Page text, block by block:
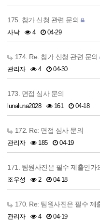
175. 참가 신청 관련 문의
사낙 4 04-29
174. Re: 참가 신청 관련 문의
관리자 4 04-30
173. 면접 심사 문의
lunaluna2028 161 04-18
172. Re: 면접 심사 문의
관리자 185 04-19
171. 팀원사진은 필수 제출인가
조우성 2 04-18
170. Re: 팀원사진은 필수 제
관리자 4 04-19